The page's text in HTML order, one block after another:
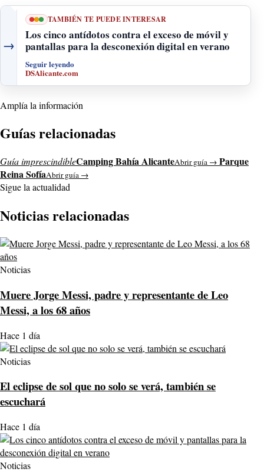
→
TAMBIÉN TE PUEDE INTERESAR
Los cinco antídotos contra el exceso de móvil y
pantallas para la desconexión digital en verano
Seguir leyendo
DSAlicante.com
Amplía la información
Guías relacionadas
Guía imprescindibleCamping Bahía AlicanteAbrir guía → Parque
Reina SofíaAbrir guía →
Sigue la actualidad
Noticias relacionadas
Noticias
Muere Jorge Messi, padre y representante de Leo
Messi, a los 68 años
Hace 1 día
Noticias
El eclipse de sol que no solo se verá, también se
escuchará
Hace 1 día
Noticias